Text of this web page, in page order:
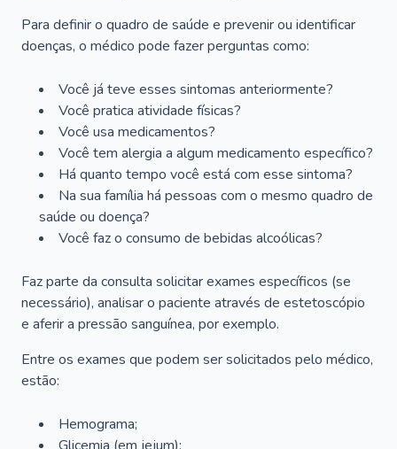
Para definir o quadro de saúde e prevenir ou identificar
doenças, o médico pode fazer perguntas como:
Você já teve esses sintomas anteriormente?
Você pratica atividade físicas?
Você usa medicamentos?
Você tem alergia a algum medicamento específico?
Há quanto tempo você está com esse sintoma?
Na sua família há pessoas com o mesmo quadro de
saúde ou doença?
Você faz o consumo de bebidas alcoólicas?
Faz parte da consulta solicitar exames específicos (se
necessário), analisar o paciente através de estetoscópio
e aferir a pressão sanguínea, por exemplo.
Entre os exames que podem ser solicitados pelo médico,
estão:
Hemograma;